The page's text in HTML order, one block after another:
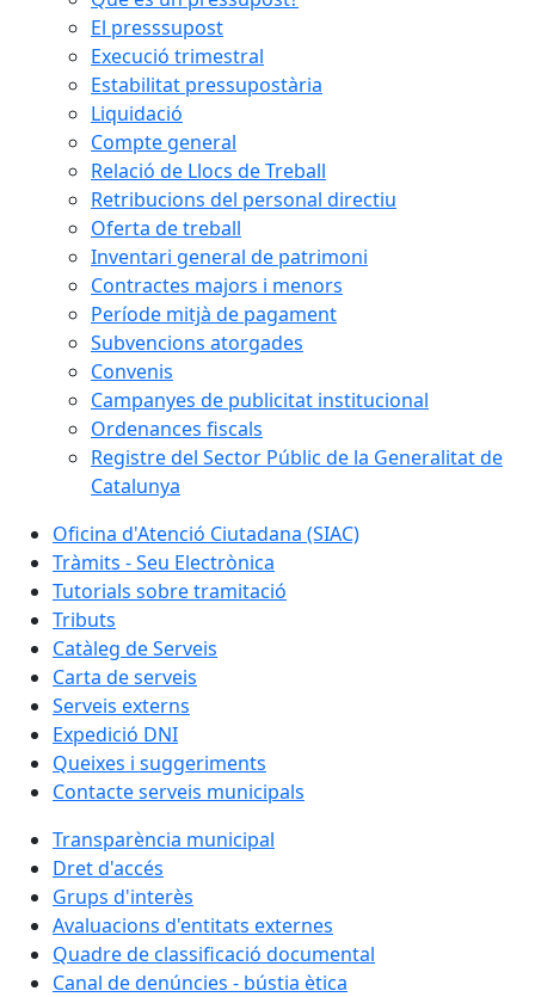
El presssupost
Execució trimestral
Estabilitat pressupostària
Liquidació
Compte general
Relació de Llocs de Treball
Retribucions del personal directiu
Oferta de treball
Inventari general de patrimoni
Contractes majors i menors
Període mitjà de pagament
Subvencions atorgades
Convenis
Campanyes de publicitat institucional
Ordenances fiscals
Registre del Sector Públic de la Generalitat de
Catalunya
Oficina d'Atenció Ciutadana (SIAC)
Tràmits - Seu Electrònica
Tutorials sobre tramitació
Tributs
Catàleg de Serveis
Carta de serveis
Serveis externs
Expedició DNI
Queixes i suggeriments
Contacte serveis municipals
Transparència municipal
Dret d'accés
Grups d'interès
Avaluacions d'entitats externes
Quadre de classificació documental
Canal de denúncies - bústia ètica